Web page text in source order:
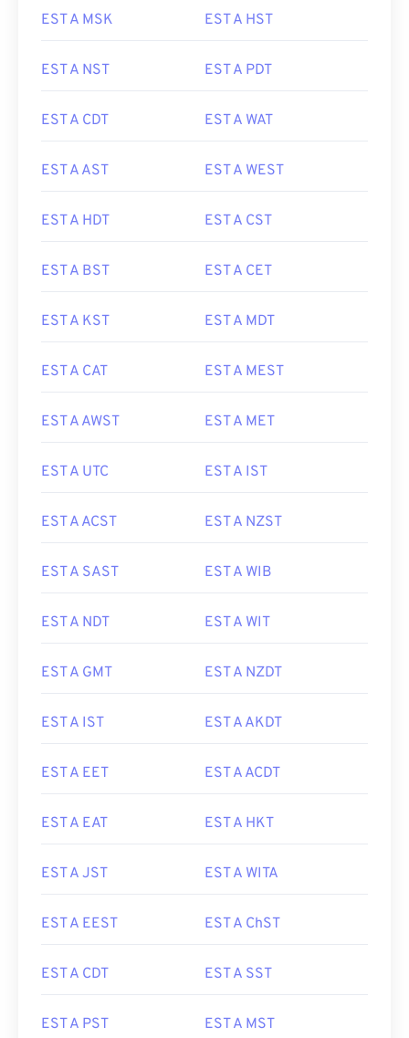
EST A MSK EST A HST
EST A NST EST A PDT
EST A CDT EST A WAT
EST A AST EST A WEST
EST A HDT EST A CST
EST A BST EST A CET
EST A KST EST A MDT
EST A CAT EST A MEST
EST A AWST EST A MET
EST A UTC EST A IST
EST A ACST EST A NZST
EST A SAST EST A WIB
EST A NDT EST A WIT
EST A GMT EST A NZDT
EST A IST EST A AKDT
EST A EET EST A ACDT
EST A EAT EST A HKT
EST A JST EST A WITA
EST A EEST EST A ChST
EST A CDT EST A SST
EST A PST EST A MST